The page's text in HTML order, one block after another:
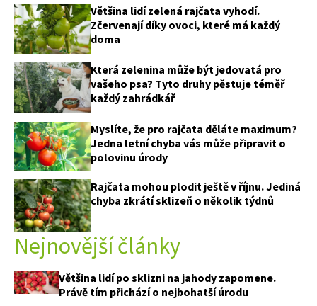
Většina lidí zelená rajčata vyhodí.
Zčervenají díky ovoci, které má každý
doma
Která zelenina může být jedovatá pro
vašeho psa? Tyto druhy pěstuje téměř
každý zahrádkář
Myslíte, že pro rajčata děláte maximum?
Jedna letní chyba vás může připravit o
polovinu úrody
Rajčata mohou plodit ještě v říjnu. Jediná
chyba zkrátí sklizeň o několik týdnů
Nejnovější články
Většina lidí po sklizni na jahody zapomene.
Právě tím přichází o nejbohatší úrodu